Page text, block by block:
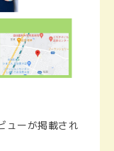
ューが掲載され